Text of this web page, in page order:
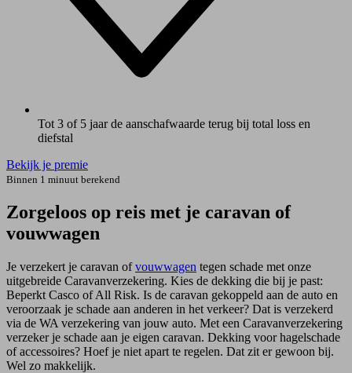
Tot 3 of 5 jaar de aanschafwaarde terug bij total loss en
diefstal
Bekijk je premie
Binnen 1 minuut berekend
Zorgeloos op reis met je caravan of
vouwwagen
Je verzekert je caravan ofvouwwagen tegen schade met onze
uitgebreide Caravan­verzekering. Kies de dekking die bij je past:
Beperkt Casco of All Risk. Is de caravan gekoppeld aan de auto en
veroorzaak je schade aan anderen in het verkeer? Dat is verzekerd
via de WA verzekering van jouw auto. Met een Caravan­verzekering
verzeker je schade aan je eigen caravan. Dekking voor hagelschade
of accessoires? Hoef je niet apart te regelen. Dat zit er gewoon bij.
Wel zo makkelijk.